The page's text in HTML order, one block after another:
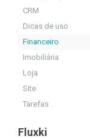
CRM
Dicas de uso
Financeiro
Imobiliária
Loja
Site
Tarefas
Fluxki